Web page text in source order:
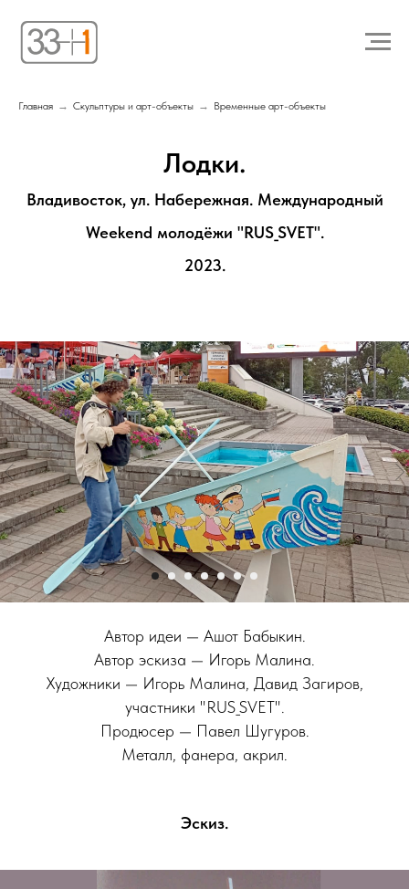
Главная → Скульптуры и арт-объекты → Временные арт-объекты
Лодки.
Владивосток, ул. Набережная. Международный
Weekend молодёжи "RUS_SVET".
2023.
Автор идеи — Ашот Бабыкин.
Автор эскиза — Игорь Малина.
Художники — Игорь Малина, Давид Загиров,
участники "RUS_SVET".
Продюсер — Павел Шугуров.
Металл, фанера, акрил
Эскиз.